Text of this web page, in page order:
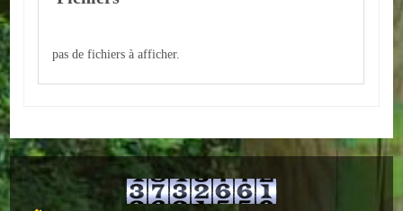
ENTREPRISES
L'agriculture
pas de fichiers à afficher.